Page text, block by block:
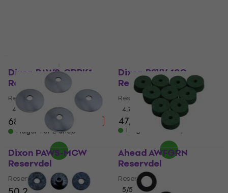
Dixon PAWS-ORPK1
Reservdel
Reservdel
4/5
68,90 kr 81 kr
I lager för E-shop
Dixon PSYV-19C
Reservdel
Reservdel
4,7
47,40 kr
I lager för E-shop
Dixon PAWS-MCW
Reservdel
Reservdel
Ahead AWFGRN
Reservdel
Reservdel
5/5